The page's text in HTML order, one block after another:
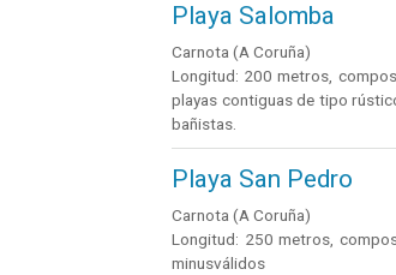
Playa Salomba
Carnota (A Coruña)
Longitud: 200 metros,
playas contiguas de tipo
bañistas.
Playa San Pedro
Carnota (A Coruña)
Longitud: 250 metros,
minusválidos